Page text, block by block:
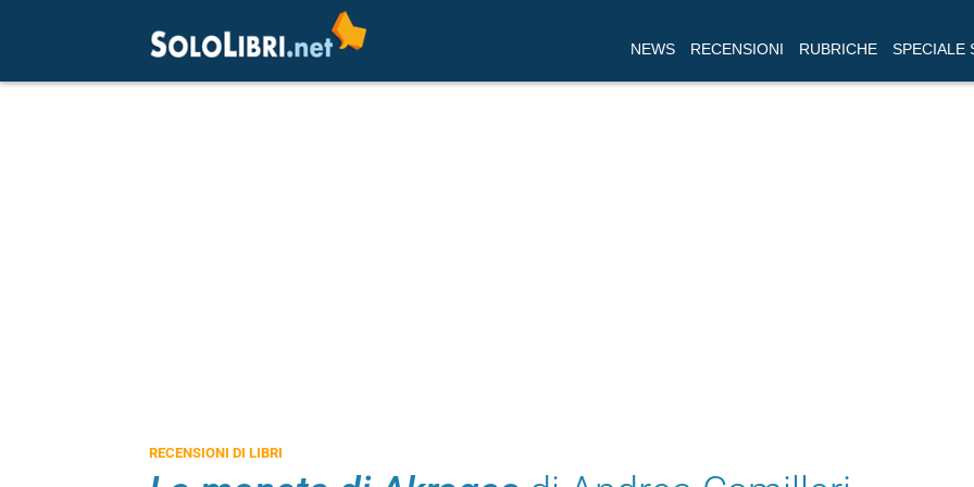
NEWS RECENSIONI RUBRICHE SPECIALE
RECENSIONI DI LIBRI